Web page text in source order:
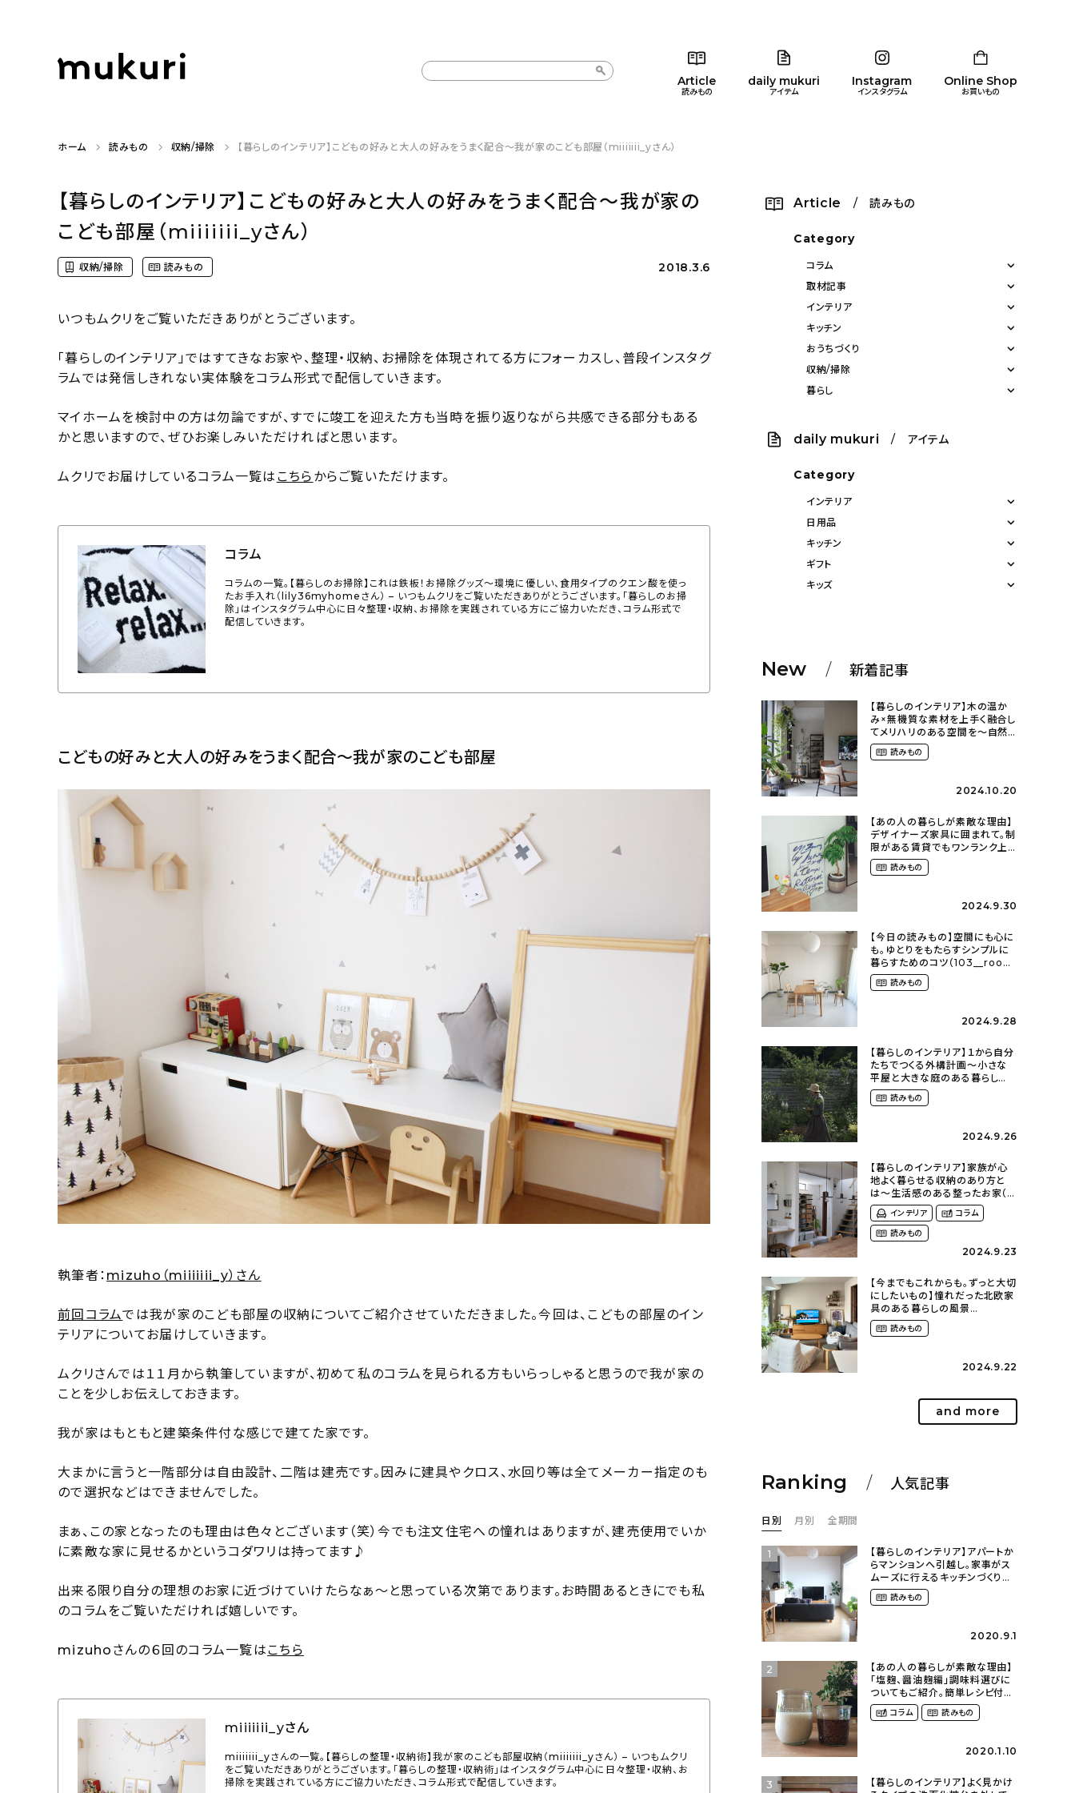
Article
読みもの
daily mukuri
アイテム
Instagram
インスタグラム
Online Shop
お買いもの
カテゴリー一覧 コラム
カテゴリー一覧
ホーム 読みもの 収納/掃除 【暮らしのインテリア】こどもの好みと大人の好みをうまく配合〜我が家のこども部屋（miiiiiii_yさん）
【暮らしのインテリア】こどもの好みと大人の好みをうまく配合〜我が家の
こども部屋（miiiiiii_yさん）
収納/掃除 読みもの 2018.3.6
いつもムクリをご覧いただきありがとうございます。
「暮らしのインテリア」ではすてきなお家や、整理・収納、お掃除を体現されてる方にフォーカスし、普段インスタグ
ラムでは発信しきれない実体験をコラム形式で配信していきます。
マイホームを検討中の方は勿論ですが、すでに竣工を迎えた方も当時を振り返りながら共感できる部分もある
かと思いますので、ぜひお楽しみいただければと思います。
ムクリでお届けしているコラム一覧は こちら からご覧いただけます。
コラム
コラムの一覧。【暮らしのお掃除】これは鉄板！お掃除グッズ〜環境に優しい、食用タイプのクエン酸を使っ
たお手入れ（lily36myhomeさん） – いつもムクリをご覧いただきありがとうございます。「暮らしのお掃
除」はインスタグラム中心に日々整理・収納、お掃除を実践されている方にご協力いただき、コラム形式で
配信していきます。
こどもの好みと大人の好みをうまく配合〜我が家のこども部屋
執筆者： mizuho（miiiiiii_y）さん
前回コラムでは我が家のこども部屋の収納についてご紹介させていただきました。今回は、こどもの部屋のイン
テリアについてお届けしていきます。
ムクリさんでは１１月から執筆していますが、初めて私のコラムを見られる方もいらっしゃると思うので我が家の
ことを少しお伝えしておきます。
我が家はもともと建築条件付な感じで建てた家です。
大まかに言うと一階部分は自由設計、二階は建売です。因みに建具やクロス、水回り等は全てメーカー指定のも
ので選択などはできませんでした。
まぁ、この家となったのも理由は色々とございます（笑）今でも注文住宅への憧れはありますが、建売使用でいか
に素敵な家に見せるかというコダワリは持ってます♪
出来る限り自分の理想のお家に近づけていけたらなぁ～と思っている次第であります。お時間あるときにでも私
のコラムをご覧いただければ嬉しいです。
mizuhoさんの６回のコラム一覧はこちら
miiiiiii_yさん
miiiiiii_yさんの一覧。【暮らしの整理・収納術】我が家のこども部屋収納（miiiiiii_yさん） – いつもムクリ
をご覧いただきありがとうございます。「暮らしの整理・収納術」はインスタグラム中心に日々整理・収納、お
掃除を実践されている方にご協力いただき、コラム形式で配信していきます。
Article / 読みもの
Category
コラム
取材記事
インテリア
キッチン
おうちづくり
収納/掃除
暮らし
daily mukuri / アイテム
Category
インテリア
日用品
キッチン
ギフト
キッズ
New 新着記事
【暮らしのインテリア】木の温か
み×無機質な素材を上手く融合し
てメリハリのある空間を〜自然
に囲まれて暮らす（ki_no_ieさ
ん） 読みもの
2024.10.20
【あの人の暮らしが素敵な理由】
デザイナーズ家具に囲まれて。制
限がある賃貸でもワンランク上
のお部屋に〜狭くても好きな暮
らしのこと（_____chika708さ
読みもの
2024.9.30
【今日の読みもの】空間にも心に
も。ゆとりをもたらすシンプルに
暮らすためのコツ（103__room
さん）
読みもの
2024.9.28
【暮らしのインテリア】１から自分
たちでつくる外構計画〜小さな
平屋と大きな庭のある暮らし
（tsumikiniwaさん）
読みもの
2024.9.26
【暮らしのインテリア】家族が心
地よく暮らせる収納のあり方と
は〜生活感のある整ったお家（
kaya___ieさん）
インテリア
コラム
読みもの
2024.9.23
【今までもこれからも。ずっと大切
にしたいもの】憧れだった北欧家
具のある暮らしの風景
（m._.k_homeさん）
読みもの
2024.9.22
and more
Ranking 人気記事
日別 月別 全期間
1
【暮らしのインテリア】アパートか
らマンションへ引越し。家事がス
ムーズに行えるキッチンづくり〜
２LDKの賃貸暮らし
（mari_ppe_さん）
読みもの
2020.9.1
2
【あの人の暮らしが素敵な理由】
「塩麹、醤油麹編」調味料選びに
ついてもご紹介。簡単レシピ付
き〜発酵食品のある暮らし
（__mamigram___さん）
コラム 読みもの
2020.1.10
3
【暮らしのインテリア】よく見かけ